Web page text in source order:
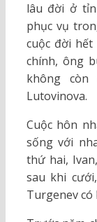
lâu đời ở
phục vụ
cuộc đời
chính, ông
không
Lutovinova.
Cuộc hôn
sống với
thứ hai,
sau khi
Turgenev có